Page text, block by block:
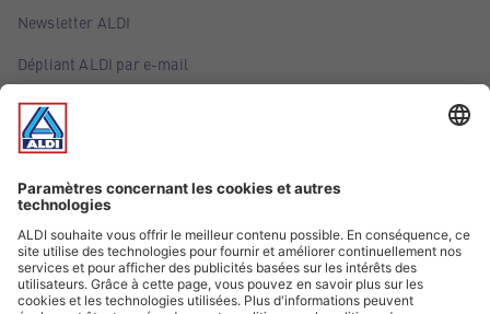
Newsletter ALDI
Dépliant ALDI par e-mail
Offres
Infos essentielles
Suivez ALDI Belgique